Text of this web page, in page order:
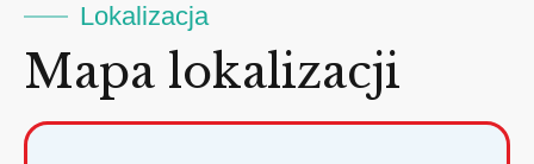
Lokalizacja
Mapa lokalizacji